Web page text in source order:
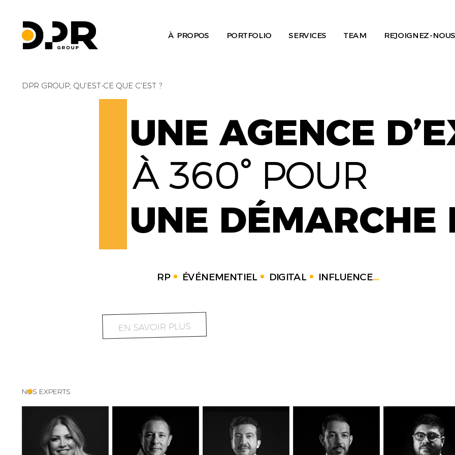
À PROPOS PORTFOLIO SERVICES TEAM REJOIGNEZ-NOUS
DPR GROUP, QU’EST-CE QUE C’EST ?
UNE AGENCE
À 360° POUR
UNE DÉMARCHE
RP ÉVÉNEMENTIEL DIGITAL INFLUENCE...
EN SAVOIR PLUS
NOS EXPERTS